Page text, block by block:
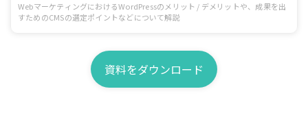
WebマーケティングにおけるWordPressのメリット / デメリットや、成果を出
すためのCMSの選定ポイントなどについて解説
資料をダウンロード